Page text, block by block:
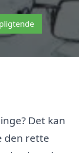
Det kan
den rette